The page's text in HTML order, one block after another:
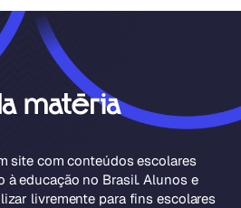
site com conteúdos escolares
à educação no Brasil. Alunos e
livremente para fins escolares